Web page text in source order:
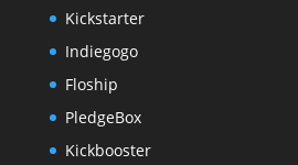
Kickstarter
Indiegogo
Floship
PledgeBox
Kickbooster